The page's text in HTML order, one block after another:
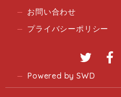
お問い合わせ
プライバシーポリシー
Twitter
Powered by SWD